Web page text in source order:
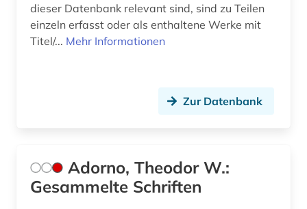
deutschsprachige gemeinschaft (1)
dieser Datenbank relevant sind, sind zu Teilen
einzeln erfasst oder als enthaltene Werke mit
Titel/... Mehr Informationen
Zur Datenbank
Adorno, Theodor W.:
Gesammelte Schriften